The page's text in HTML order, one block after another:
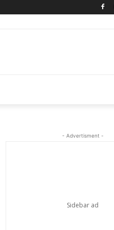
- Advertisment -